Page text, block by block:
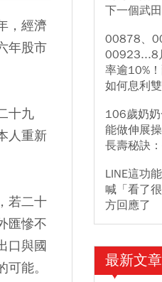
，經濟
年股市
十九
人重新
若二十
匯慘不
口與國
能。
下一個武
00878、
00923...8
率逾10%
如何息利
106歲奶
能做伸展
長壽秘訣
LINE這功
喊「看了
方回應了
最新文章